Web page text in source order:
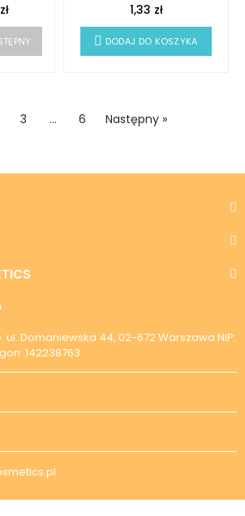
1,33 zł
DODAJ DO KOSZYKA
3 … 6 Następny »
ul. Domaniewska 44, 02-672 Warszawa NIP:
142238763